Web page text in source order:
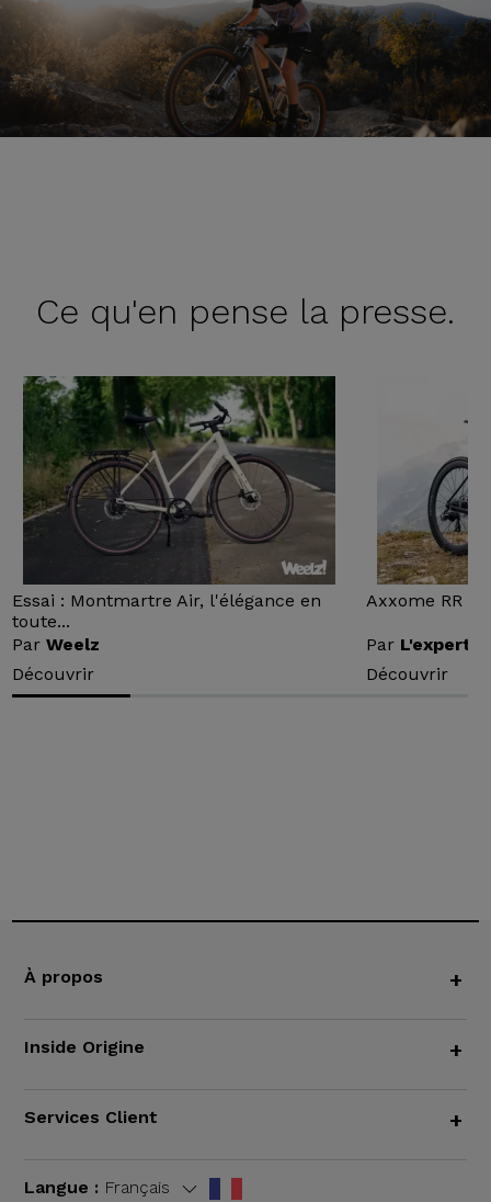
Ce qu'en pense la presse.
Essai : Montmartre Air, l'élégance en
toute...
ParWeelz
Découvrir
Axxome RR :
Par L'expert
Découvrir
À propos +
Inside Origine +
Services Client +
Langue : Français